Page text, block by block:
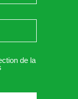
de la